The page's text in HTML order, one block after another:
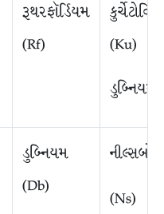
રૂથરફૉર્ડિયમ
(Rf)
(Ku)
ડુબ્નિયમ
ડુબ્નિયમ
(Db)
(Ns)